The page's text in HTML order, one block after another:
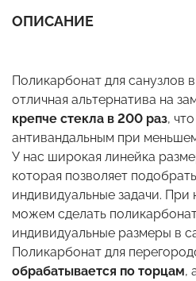
ОПИСАНИЕ
Поликарбонат для санузлов
отличная альтернатива на
крепче стекла в 200 раз,
антивандальным при
У нас широкая линейка
которая позволяет
индивидуальные задачи.
можем сделать
индивидуальные размеры в
Поликарбонат для
обрабатывается по торцам,